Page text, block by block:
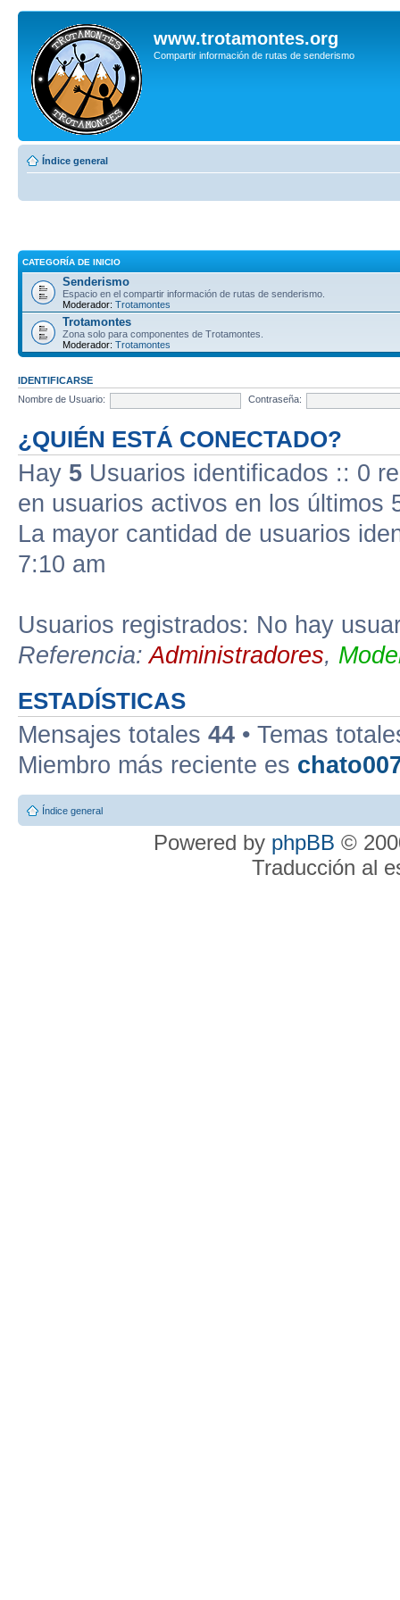
www.trotamontes.org
Compartir información de rutas de senderismo
Índice general
CATEGORÍA DE INICIO
Senderismo
Espacio en el compartir información de rutas de senderismo.
Moderador: Trotamontes
Trotamontes
Zona solo para componentes de Trotamontes.
Moderador: Trotamontes
IDENTIFICARSE
Nombre de Usuario:
Contraseña:
¿QUIÉN ESTÁ CONECTADO?
Hay 5 Usuarios identificados :: 0
en usuarios activos en los últimos
La mayor cantidad de usuarios
7:10 am
Usuarios registrados: No hay
Referencia:Administradores,
ESTADÍSTICAS
Mensajes totales 44 • Temas
Miembro más reciente es
Índice general
Powered by phpBB ©
Traducción al